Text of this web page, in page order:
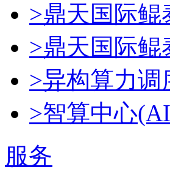
>鼎天国际
>鼎天国际鲲
>异构算力
>智算中心
服务